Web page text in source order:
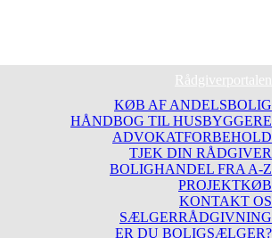
Rådgiverportalen
KØB AF ANDELSBOLIG
HÅNDBOG TIL HUSBYGGERE
ADVOKATFORBEHOLD
TJEK DIN RÅDGIVER
BOLIGHANDEL FRA A-Z
PROJEKTKØB
KONTAKT OS
SÆLGERRÅDGIVNING
ER DU BOLIGSÆLGER?